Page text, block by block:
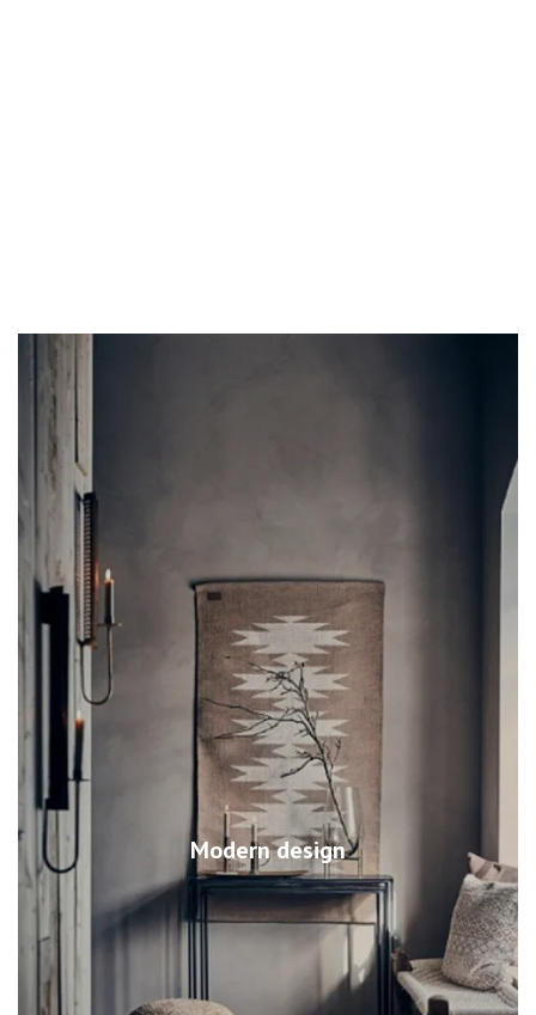
Modern design